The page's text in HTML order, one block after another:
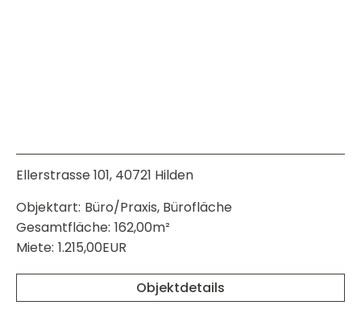
Ellerstrasse 101, 40721 Hilden
Objektart: Büro/Praxis, Bürofläche
Gesamtfläche: 162,00m²
Miete: 1.215,00EUR
Objektdetails